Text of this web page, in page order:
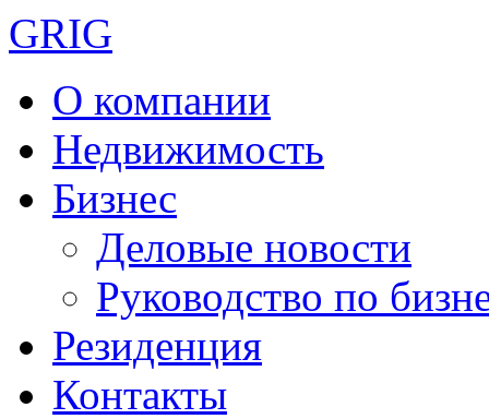
GRIG
О компании
Недвижимость
Бизнес
Деловые новости
Руководство по
Резиденция
Контакты